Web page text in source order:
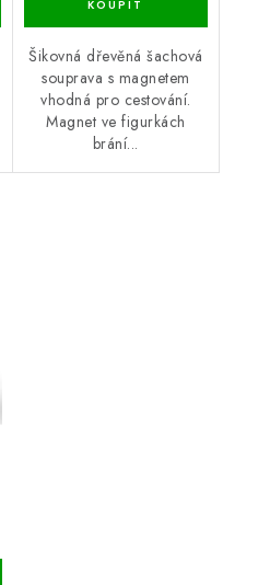
Šikovná dřevěná šachová
souprava s magnetem
vhodná pro cestování.
Magnet ve figurkách
brání...